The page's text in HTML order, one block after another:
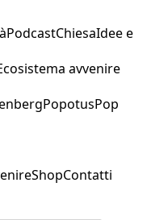
PodcastChiesaIdee e
avvenire
PopotusPop
ShopContatti